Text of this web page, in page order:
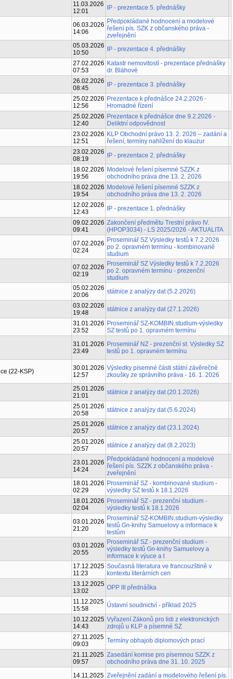
11.03.2026
12:01
IP - prezentace 5. přednášky
06.03.2026
14:06
Předpokládané hodnocení a modelové
řešení pís. SZK z občanského práva -
zveřejnění
05.03.2026
10:50
IP - prezentace 4. přednášky
27.02.2026
07:53
Katastr nemovitostí - prezentace přednášky
dr. Bláhové
26.02.2026
08:45
IP - prezentace 3. přednášky
25.02.2026
12:56
Prezentace k přednášce 24.2.2026 -
Hromadné řízení
25.02.2026
12:40
Prezentace k přednášce dne 9.2.2026 -
Deliktní odpovědnost
23.02.2026
12:51
KLP Obchodní právo 13. 2. 2026 – zadání a
řešení, termíny nahlížení do klauzur
23.02.2026
08:19
IP - prezentace 2. přednášky
18.02.2026
19:56
Modelové řešení písemné SZZK z
obchodního práva dne 13. 2. 2026
18.02.2026
19:54
Modelové řešení písemné SZZK z
obchodního práva dne 13. 2. 2026
12.02.2026
12:43
IP - prezentace 1. přednášky
09.02.2026
09:41
Zakončení předmětu Trestní právo IV.
(HPOP3034) - LS 2025/2026 - AKTUALITA
07.02.2026
02:24
Proseminář SZ Výsledky testů k 7.2.2026
po 2. opravném termínu - kombinované
studium
07.02.2026
02:19
Proseminář SZ Výsledky testů k 7.2.2026
po 2. opravném termínu - prezenční
studium
05.02.2026
20:06
státnice z analýzy dat (5.2.2026)
03.02.2026
19:48
státnice z analýzy dat (27.1.2026)
31.01.2026
23:52
Proseminář SZ-KOMBIN.studium-výsledky
SZ testů po 1. opravném termínu
31.01.2026
23:49
Proseminář NZ - prezenční st. Výsledky SZ
testů po 1. opravném termínu
(22-KSP)
30.01.2026
12:57
Výsledky písemné části státní závěrečné
zkoušky ze správního práva - 16. 1. 2026
25.01.2026
21:01
státnice z analýzy dat (20.1.2026)
25.01.2026
20:58
státnice z analýzy dat (5.6.2024)
25.01.2026
20:57
státnice z analýzy dat (23.1.2024)
25.01.2026
20:57
státnice z analýzy dat (8.2.2023)
23.01.2026
14:24
Předpokládané hodnocení a modelové
řešení pís. SZZK z občanského práva -
zveřejnění
18.01.2026
02:29
Proseminář SZ - kombinované studium -
výsledky SZ testů k 18.1.2026
18.01.2026
02:04
Proseminář SZ - prezenční studium -
výsledky testů k 18.1.2026
03.01.2026
21:20
Proseminář SZ-KOMBIN.studium-výsledky
testů Gn-knihy Samuelovy a informace k
testům
03.01.2026
20:55
Proseminář SZ - prezenční studium -
výsledky testů Gn-knihy Samuelovy a
informace k výuce a t
17.12.2025
11:23
Současná literatura ve francouzštině v
kontextu literárních cen
13.12.2025
13:02
OPP III přednáška
11.12.2025
15:58
Ústavní soudnictví - příklad 2025
10.12.2025
14:43
Vyřazení Zákonů pro lidi z elektronických
zdrojů u KLP a písemné SZ
27.11.2025
09:03
Termíny obhajob diplomových prací
21.11.2025
09:57
Zasedání komise pro písemnou SZZK z
obchodního práva dne 31. 10. 2025
14.11.2025 Zveřejnění zadání a modelového řešení pís.